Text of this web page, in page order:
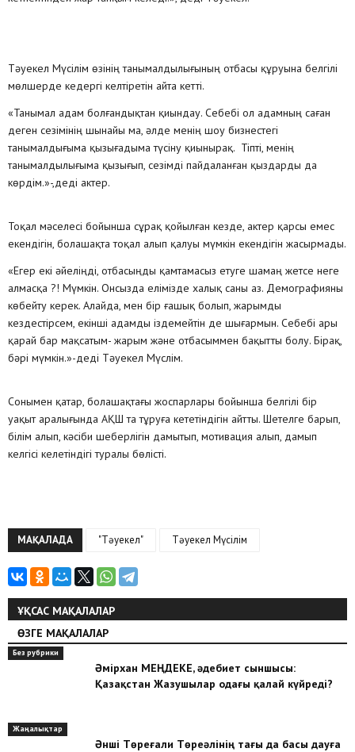
Тәуекел Мүсілім өзінің танымалдылығының отбасы құруына белгілі
мөлшерде кедергі келтіретін айта кетті.
«Танымал адам болғандықтан қиындау. Себебі ол адамның саған
деген сезімінің шынайы ма, әлде менің шоу бизнестегі
танымалдығыма қызығадыма түсіну қиынырақ. Тіпті, менің
танымалдылығыма қызығып, сезімді пайдаланған қыздарды да
көрдім.»-,деді актер.
Тоқал мәселесі бойынша сұрақ қойылған кезде, актер қарсы емес
екендігін, болашақта тоқал алып қалуы мүмкін екендігін жасырмады.
«Егер екі әйеліңді, отбасыңды қамтамасыз етуге шамаң жетсе неге
алмасқа ?! Мүмкін. Онсызда елімізде халық саны аз. Демографияны
көбейту керек. Алайда, мен бір ғашық болып, жарымды
кездестірсем, екінші адамды іздемейтін де шығармын. Себебі ары
қарай бар мақсатым- жарым және отбасыммен бақытты болу. Бірақ,
бәрі мүмкін.»-деді Тәуекел Мүслім.
Сонымен қатар, болашақтағы жоспарлары бойынша белгілі бір
уақыт аралығында АҚШ та тұруға кететіндігін айтты. Шетелге барып,
білім алып, кәсіби шеберлігін дамытып, мотивация алып, дамып
келгісі келетіндігі туралы бөлісті.
МАҚАЛАДА "Тәуекел" Тәуекел Мүсілім
ҰҚСАС МАҚАЛАЛАР
ӨЗГЕ МАҚАЛАЛАР
Без рубрики
Әмірхан МЕҢДЕКЕ, әдебиет сыншысы:
Қазақстан Жазушылар одағы қалай күйреді?
Жаңалықтар
Әнші Төреғали Төреәлінің тағы да басы дауға